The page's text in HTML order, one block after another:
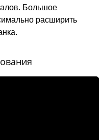
Большое
расширить